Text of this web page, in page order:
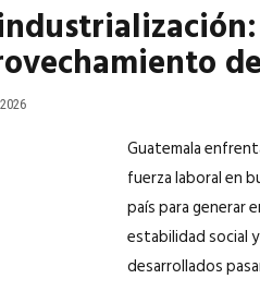
Guatemala
fuerza laboral en
país para generar
estabilidad social
desarrollados